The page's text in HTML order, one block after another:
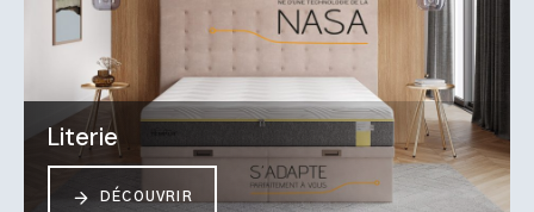
Literie
DÉCOUVRIR